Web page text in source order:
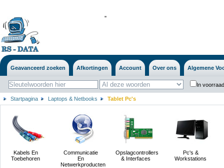
''
Geavanceerd zoeken Afkortingen Account Over ons Algemene
In
Startpagina Laptops & Netbooks Tablet Pc's
Kabels En
Toebehoren
Communicatie
En
Netwerkproducten
Opslagcontrollers
& Interfaces
Pc's &
Workstations